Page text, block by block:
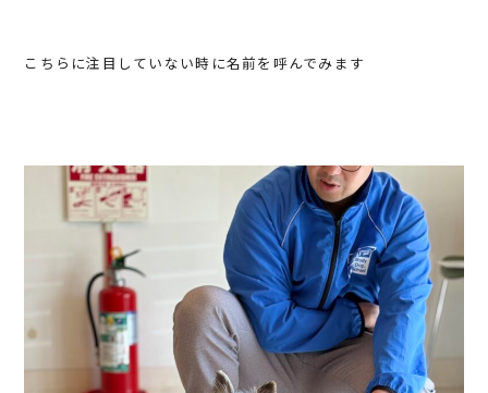
こちらに注目していない時に名前を呼んでみます